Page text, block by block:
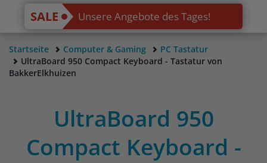
SALE Unsere Angebote des Tages!
Startseite Computer & Gaming
PC Tastatur
UltraBoard 950 Compact Keyboard - Tastatur von
BakkerElkhuizen
UltraBoard 950
Compact Keyboard -